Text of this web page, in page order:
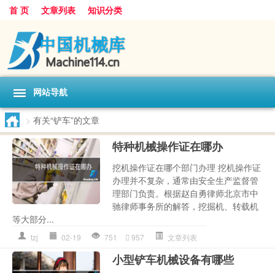
首 页 文章列表 知识分类
网站导航
> 有关“铲车”的文章
特种机械操作证在哪办
挖机操作证在哪个部门办理 挖机操作证
办理并不复杂，通常由安全生产监督管
理部门负责。根据赵自勇律师北京市中
驰律师事务所的解答，挖掘机、转载机
等大部分...
tzj 02-19 751 957 文章列表
小型铲车机械设备有哪些